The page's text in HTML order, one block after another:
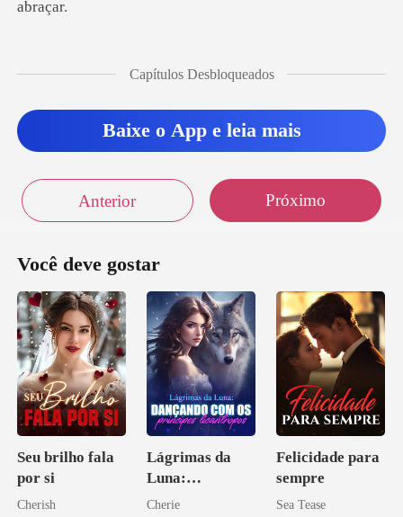
olhando pra ela li
Capítulos Desbloqueados
Baixe o App e leia mais
Anterior Próximo
Você deve gostar
Seu brilho fala
por si
Cherish
Lágrimas da
Luna:
Dançando com
Cherie
Felicidade para
sempre
Sea Tease